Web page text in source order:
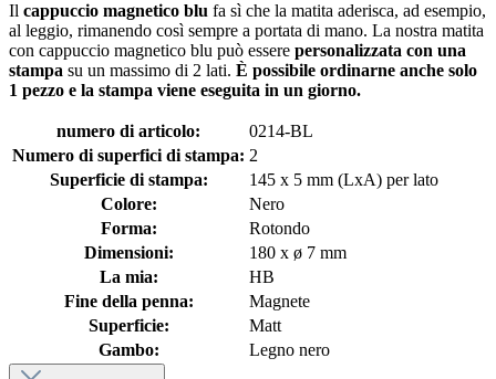
Il cappuccio magnetico blu fa sì che la matita aderisca, ad esempio,
al leggio, rimanendo così sempre a portata di mano. La nostra matita
con cappuccio magnetico blu può essere personalizzata con una
stampa su un massimo di 2 lati. È possibile ordinarne anche solo
1 pezzo e la stampa viene eseguita in un giorno.
numero di articolo:
0214-BL
Numero di superfici di stampa: 2
Superficie di stampa:
145 x 5 mm (LxA) per lato
Colore:
Nero
Forma:
Rotondo
Dimensioni:
180 x ø 7 mm
La mia:
HB
Fine della penna:
Magnete
Superficie:
Matt
Gambo:
Legno nero